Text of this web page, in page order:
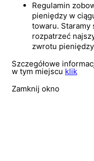
Regulamin
pieniędzy w
towaru. Staramy
rozpatrzeć
zwrotu
Szczegółowe
w tym miejscu klik
Zamknij okno